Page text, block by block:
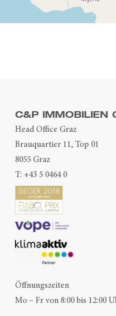
C&P IMMOBILIEN
Head Office Graz
Brauquartier 11, Top 01
8055 Graz
T: +43 5 0464 0
Öffnungszeiten
Mo – Fr von 8:00 bis 12:00